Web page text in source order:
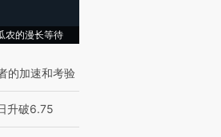
农的漫长等待
的加速和考验
升破6.75